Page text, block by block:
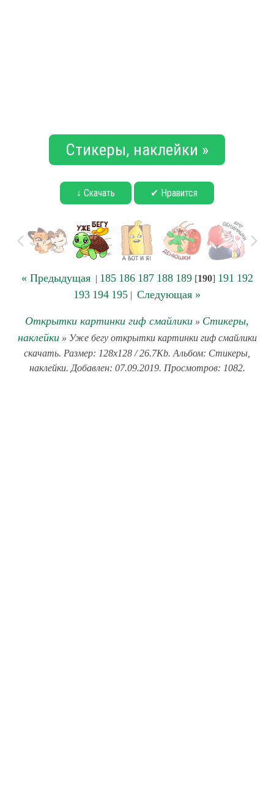
Стикеры, наклейки »
↓ Скачать ✔ Нравится
« Предыдущая| 185 186 187 188 189[190] 191 192
193 194 195 | Следующая »
Открытки картинки гиф смайлики » Стикеры,
наклейки» Уже бегу открытки картинки гиф смайлики
скачать. Размер: 128x128 / 26.7Kb. Альбом: Стикеры,
наклейки. Добавлен: 07.09.2019. Просмотров: 1082.